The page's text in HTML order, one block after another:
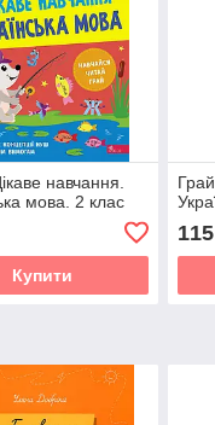
навчання.
мова. 2 клас
Купити
115